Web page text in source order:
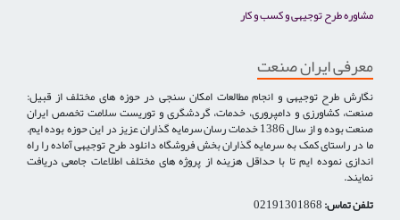
مشاوره طرح توجیهی و کسب و کار
معرفی ایران صنعت
نگارش طرح توجیهی و انجام مطالعات امکان سنجی در حوزه های مختلف از قبیل:
صنعت، کشاورزی و دامپروری، خدمات، گردشگری و توریست سلامت تخصص ایران
صنعت بوده و از سال 1386 خدمات رسان سرمایه گذاران عزیز در این حوزه بوده ایم.
ما در راستای کمک به سرمایه گذاران بخش فروشگاه دانلود طرح توجیهی آماده را راه
اندازی نموده ایم تا با حداقل هزینه از پروژه های مختلف اطلاعات جامعی دریافت
نمایند.
تلفن تماس: